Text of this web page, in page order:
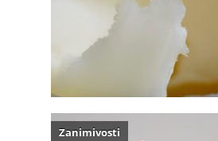
Zanimivosti